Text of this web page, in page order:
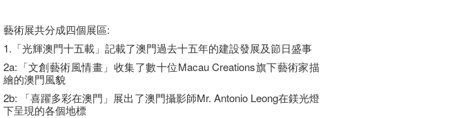
藝術展共分成四個展區:
1.「光輝澳門十五載」記載了澳門過去十五年的建設發展及節日盛事
2a:「文創藝術風情畫」收集了數十位Macau Creations旗下藝術家描
繪的澳門風貌
2b: 「喜躍多彩在澳門」展出了澳門攝影師Mr. Antonio Leong在鎂光燈
下呈現的各個地標